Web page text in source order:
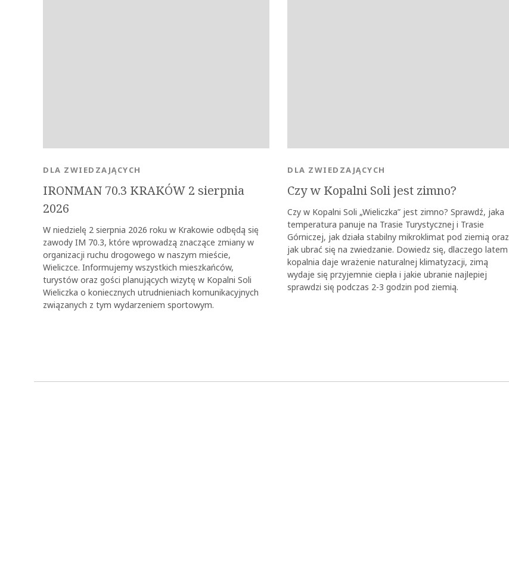
IRONMAN 70.3 KRAKÓW 2 sierpnia
2026
DLA ZWIEDZAJĄCYCH
W niedzielę 2 sierpnia 2026 roku w Krakowie odbędą się
zawody IM 70.3, które wprowadzą znaczące zmiany w
organizacji ruchu drogowego w naszym mieście,
Wieliczce. Informujemy wszystkich mieszkańców,
turystów oraz gości planujących wizytę w Kopalni Soli
Wieliczka o koniecznych utrudnieniach komunikacyjnych
związanych z tym wydarzeniem sportowym.
Czy w Kopalni Soli jest zimno?
DLA ZWIEDZAJĄCYCH
Czy w Kopalni Soli „Wieliczka” jest zimno? Sprawdź, jaka
temperatura panuje na Trasie Turystycznej i Trasie
Górniczej, jak działa stabilny mikroklimat pod ziemią oraz
jak ubrać się na zwiedzanie. Dowiedz się, dlaczego latem
kopalnia daje wrażenie naturalnej klimatyzacji, zimą
wydaje się przyjemnie ciepła i jakie ubranie najlepiej
sprawdzi się podczas 2-3 godzin pod ziemią.